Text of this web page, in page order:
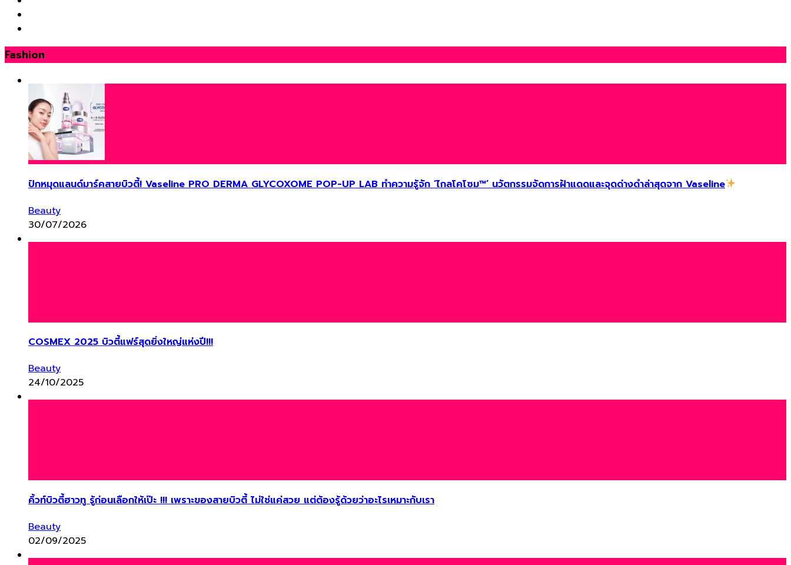
Fashion
ปักหมุดแลนด์มาร์คสายบิวตี้! Vaseline PRO DERMA GLYCOXOME POP-UP LAB ทำความรู้จัก ‘ไกลโคโซม™’ นวัตกรรมจัดการฝ้าแดดและจุดด่างดำล่าสุดจาก Vaseline
Beauty
30/07/2026
COSMEX 2025 บิวตี้แฟร์สุดยิ่งใหญ่แห่งปี!!!
Beauty
24/10/2025
คิ้วท์บิวตี้ฮาวทู รู้ก่อนเลือกให้เป๊ะ !!! เพราะของสายบิวตี้ ไม่ใช่แค่สวย แต่ต้องรู้ด้วยว่าอะไรเหมาะกับเรา
Beauty
02/09/2025